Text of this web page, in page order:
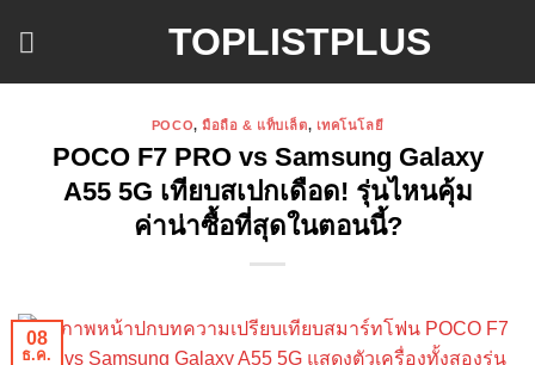
TOPLISTPLUS
POCO,มือถือ & แท็บเล็ต, เทคโนโลยี
POCO F7 PRO vs Samsung Galaxy
A55 5G เทียบสเปกเดือด! รุ่นไหนคุ้ม
ค่าน่าซื้อที่สุดในตอนนี้?
08
ธ.ค.